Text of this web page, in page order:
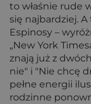
to właśnie rude
się najbardziej.
Espinosy –
„New York
znają już z
nie" i "Nie chcę
pełne energii
rodzinne